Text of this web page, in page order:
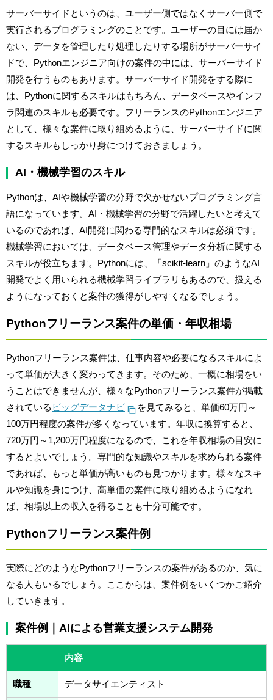
サーバーサイドというのは、ユーザー側ではなくサーバー側で
実行されるプログラミングのことです。ユーザーの目には届か
ない、データを管理したり処理したりする場所がサーバーサイ
ドで、Pythonエンジニア向けの案件の中には、サーバーサイド
開発を行うものもあります。サーバーサイド開発をする際に
は、Pythonに関するスキルはもちろん、データベースやインフ
ラ関連のスキルも必要です。フリーランスのPythonエンジニア
として、様々な案件に取り組めるように、サーバーサイドに関
するスキルもしっかり身につけておきましょう。
AI・機械学習のスキル
Pythonは、AIや機械学習の分野で欠かせないプログラミング言
語になっています。AI・機械学習の分野で活躍したいと考えて
いるのであれば、AI開発に関わる専門的なスキルは必須です。
機械学習においては、データベース管理やデータ分析に関する
スキルが役立ちます。Pythonには、「scikit-learn」のようなAI
開発でよく用いられる機械学習ライブラリもあるので、扱える
ようになっておくと案件の獲得がしやすくなるでしょう。
Pythonフリーランス案件の単価・年収相場
Pythonフリーランス案件は、仕事内容や必要になるスキルによ
って単価が大きく変わってきます。そのため、一概に相場をい
うことはできませんが、様々なPythonフリーランス案件が掲載
されている ビッグデータナビ
を見てみると、単価60万円～
100万円程度の案件が多くなっています。年収に換算すると、
720万円～1,200万円程度になるので、これを年収相場の目安に
するとよいでしょう。専門的な知識やスキルを求められる案件
であれば、もっと単価が高いものも見つかります。様々なスキ
ルや知識を身につけ、高単価の案件に取り組めるようになれ
ば、相場以上の収入を得ることも十分可能です。
Pythonフリーランス案件例
実際にどのようなPythonフリーランスの案件があるのか、気に
なる人もいるでしょう。ここからは、案件例をいくつかご紹介
していきます。
案件例｜AIによる営業支援システム開発
内容
職種 データサイエンティスト